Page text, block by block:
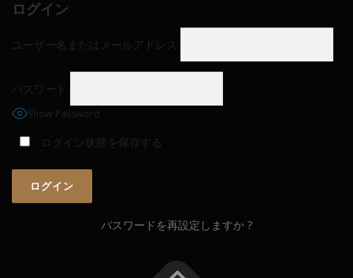
ログイン
ユーザー名またはメールアドレス
パスワード
Show Password
ログイン状態を保存する
パスワードを再設定しますか ?